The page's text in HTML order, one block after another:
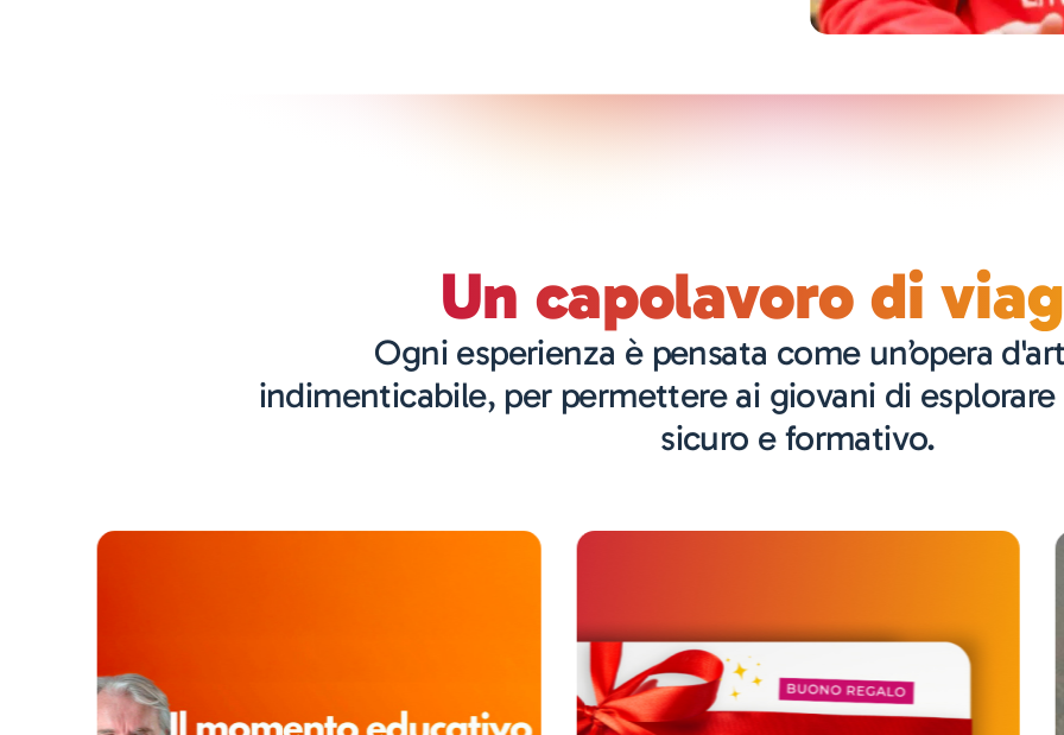
Un capolavoro di
Ogni esperienza è pensata come un’opera
indimenticabile, per permettere ai giovani di
sicuro e formativo.